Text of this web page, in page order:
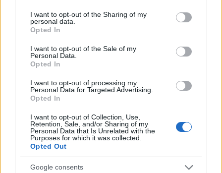
not limited to your visit or usage behaviour. You may click to
grant or deny consent to Google and its third-party tags to
use your data for below specified purposes in below Google
consent section.
I want to opt-out of the Sharing of my
personal data.
Opted In
I want to opt-out of the Sale of my
Personal Data.
Opted In
I want to opt-out of processing my
Personal Data for Targeted Advertising.
Opted In
I want to opt-out of Collection, Use,
Retention, Sale, and/or Sharing of my
Personal Data that Is Unrelated with the
Purposes for which it was collected.
Opted Out
Google consents
Condividi l'articolo
F
a
ce
b
o
o
k
T
w
it
te
r
n
re
h
s
A
p
p
h
re
Prossimo articolo
NOTIZIE RECENTI
Controlli rafforzati in Costa Smeralda, 20
arresti e 135 denunce